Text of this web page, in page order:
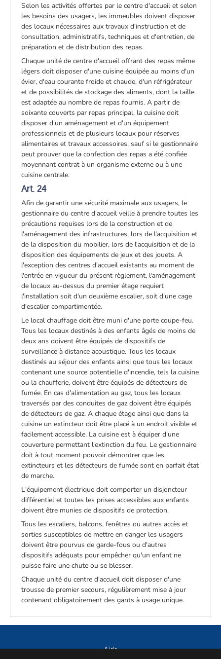
Selon les activités offertes par le centre d'accueil et selon
les besoins des usagers, les immeubles doivent disposer
des locaux nécessaires aux travaux d'instruction et de
consultation, administratifs, techniques et d'entretien, de
préparation et de distribution des repas.
Chaque unité de centre d'accueil offrant des repas même
légers doit disposer d'une cuisine équipée au moins d'un
évier, d'eau courante froide et chaude, d'un réfrigérateur
et de possibilités de stockage des aliments, dont la taille
est adaptée au nombre de repas fournis. A partir de
soixante couverts par repas principal, la cuisine doit
disposer d'un aménagement et d'un équipement
professionnels et de plusieurs locaux pour réserves
alimentaires et travaux accessoires, sauf si le gestionnaire
peut prouver que la confection des repas a été confiée
moyennant contrat à un organisme externe ou à une
cuisine centrale.
Art. 24
Afin de garantir une sécurité maximale aux usagers, le
gestionnaire du centre d'accueil veille à prendre toutes les
précautions requises lors de la construction et de
l'aménagement des infrastructures, lors de l'acquisition et
de la disposition du mobilier, lors de l'acquisition et de la
disposition des équipements de jeux et des jouets. A
l'exception des centres d'accueil existants au moment de
l'entrée en vigueur du présent règlement, l'aménagement
de locaux au-dessus du premier étage requiert
l'installation soit d'un deuxième escalier, soit d'une cage
d'escalier compartimentée.
Le local chauffage doit être muni d'une porte coupe-feu.
Tous les locaux destinés à des enfants âgés de moins de
deux ans doivent être équipés de dispositifs de
surveillance à distance acoustique. Tous les locaux
destinés au séjour des enfants ainsi que tous les locaux
contenant une source potentielle d'incendie, tels la cuisine
ou la chaufferie, doivent être équipés de détecteurs de
fumée. En cas d'alimentation au gaz, tous les locaux
traversés par des conduites de gaz doivent être équipés
de détecteurs de gaz. A chaque étage ainsi que dans la
cuisine un extincteur doit être placé à un endroit visible et
facilement accessible. La cuisine est à équiper d'une
couverture permettant l'extinction du feu. Le gestionnaire
doit à tout moment pouvoir démontrer que les
extincteurs et les détecteurs de fumée sont en parfait état
de marche.
L'équipement électrique doit comporter un disjoncteur
différentiel et toutes les prises accessibles aux enfants
doivent être munies de dispositifs de protection.
Tous les escaliers, balcons, fenêtres ou autres accès et
sorties susceptibles de mettre en danger les usagers
doivent être pourvus de garde-fous ou d'autres
dispositifs adéquats pour empêcher qu'un enfant ne
puisse faire une chute ou se blesser.
Chaque unité du centre d'accueil doit disposer d'une
trousse de premier secours, régulièrement mise à jour
contenant obligatoirement des gants à usage unique.
Aide